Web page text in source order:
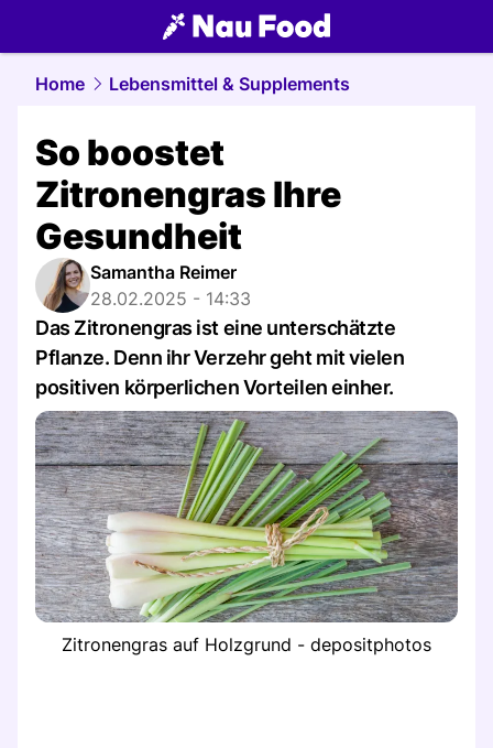
food.NAU.ch
Home Lebensmittel & Supplements
So boostet
Zitronengras Ihre
Gesundheit
Samantha Reimer
28.02.2025 - 14:33
Das Zitronengras ist eine unterschätzte
Pflanze. Denn ihr Verzehr geht mit vielen
positiven körperlichen Vorteilen einher.
Zitronengras auf Holzgrund - depositphotos